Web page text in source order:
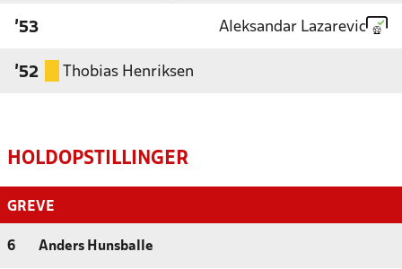
'53 Aleksandar Lazarevic
'52 Thobias Henriksen
HOLDOPSTILLINGER
GREVE
6 Anders Hunsballe